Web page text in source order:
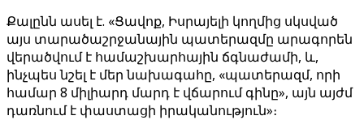
Քալընն ասել է. «Ցավոք, Իսրայելի կողմից սկսված
այս տարածաշրջանային պատերազմը արագորեն
վերածվում է համաշխարհային ճգնաժամի, և,
ինչպես նշել է մեր նախագահը, «պատերազմ, որի
համար 8 միլիարդ մարդ է վճարում գինը», այն այժմ
դառնում է փաստացի իրականություն»։